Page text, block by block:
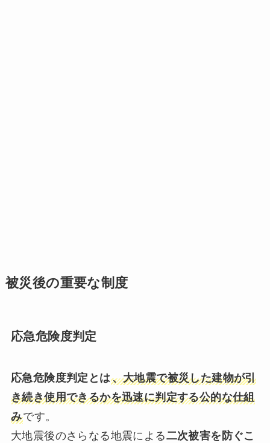
被災後の重要な制度
応急危険度判定
応急危険度判定とは、大地震で被災した建物が引
き続き使用できるかを迅速に判定する公的な仕組
みです。
大地震後のさらなる地震による二次被害を防ぐこ